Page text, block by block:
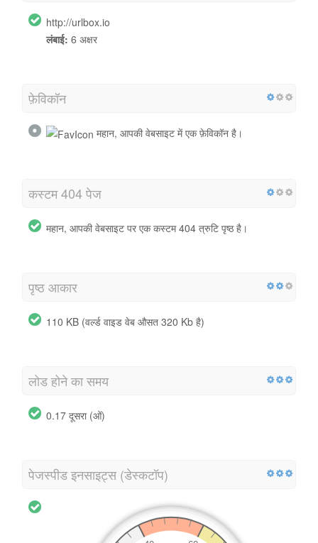
http://urlbox.io
लंबाई: 6 अक्षर
फ़ेविकॉन
महान, आपकी वेबसाइट में एक फ़ेविकॉन है।
कस्टम 404 पेज
महान, आपकी वेबसाइट पर एक कस्टम 404 त्रुटि पृष्ठ है।
पृष्ठ आकार
110 KB (वर्ल्ड वाइड वेब औसत 320 Kb है)
लोड होने का समय
0.17 दूसरा (ओं)
पेजस्पीड इनसाइट्स (डेस्कटॉप)